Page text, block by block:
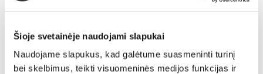
Šioje svetainėje naudojami slapukai
Naudojame slapukus, kad galėtume suasmeninti turinį
bei skelbimus, teikti visuomeninės medijos funkcijas ir